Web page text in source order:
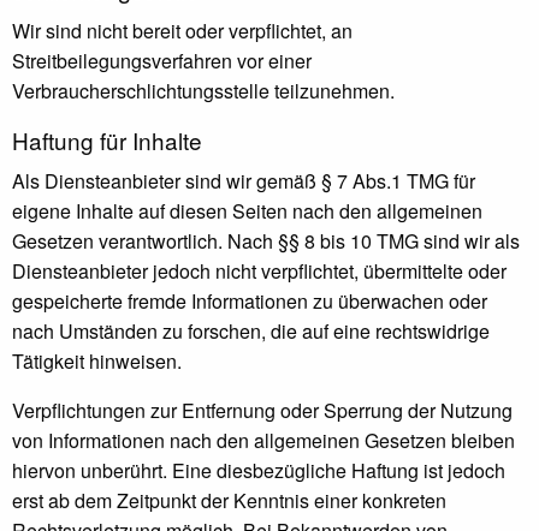
Wir sind nicht bereit oder verpflichtet, an
Streitbeilegungsverfahren vor einer
Verbraucherschlichtungsstelle teilzunehmen.
Haftung für Inhalte
Als Diensteanbieter sind wir gemäß § 7 Abs.1 TMG für
eigene Inhalte auf diesen Seiten nach den allgemeinen
Gesetzen verantwortlich. Nach §§ 8 bis 10 TMG sind wir als
Diensteanbieter jedoch nicht verpflichtet, übermittelte oder
gespeicherte fremde Informationen zu überwachen oder
nach Umständen zu forschen, die auf eine rechtswidrige
Tätigkeit hinweisen.
Verpflichtungen zur Entfernung oder Sperrung der Nutzung
von Informationen nach den allgemeinen Gesetzen bleiben
hiervon unberührt. Eine diesbezügliche Haftung ist jedoch
erst ab dem Zeitpunkt der Kenntnis einer konkreten